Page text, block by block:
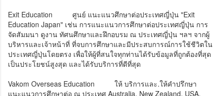
Exit Education
ศูนย์ แนะแนวศึกษาต่อประเทศญี่ปุ่น "Exit
Education Japan" เช่น การแนะแนวการศึกษาต่อประเทศญี่ปุ่น การ
จัดสัมมนา ดูงาน ทัศนศึกษาและฝึกอบรม ณ ประเทศญี่ปุ่น ฯลฯ จากผู้
บริหารและเจ้าหน้าที่ ที่จบการศึกษาและมีประสบการณ์การใช้ชีวิตใน
ประเทศญี่ปุ่นโดยตรง เพื่อให้ผู้ที่สนใจทุกท่านได้รับข้อมูลที่ถูกต้องที่สุด
เป็นประโยชน์สูงสุด และได้รับบริการที่ดีที่สุด
Vakom Overseas Education
ให้ บริการและ.ให้คำปรึกษา
แนะแนวการศึกษาต่อ ณ ประเทศ Australia, New Zealand, USA,